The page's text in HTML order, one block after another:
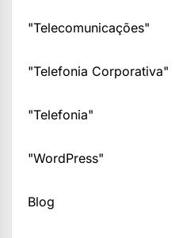
"Telecomunicações"
"Telefonia Corporativa"
"Telefonia"
"WordPress"
Blog